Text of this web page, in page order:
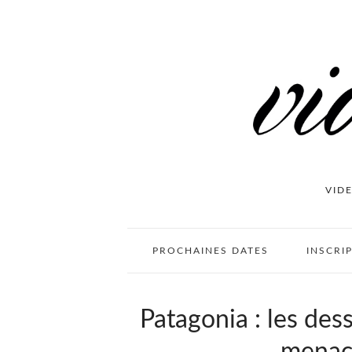
PROCHAINES DATES
Patagonia : les